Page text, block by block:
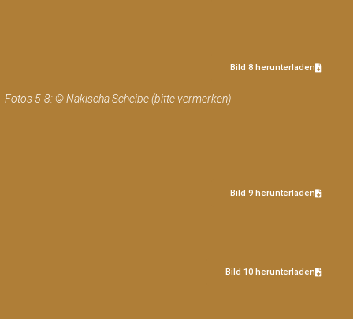
Bild 8 herunterladen
Fotos 5-8: © Nakischa Scheibe (bitte vermerken)
Bild 9 herunterladen
Bild 10 herunterladen